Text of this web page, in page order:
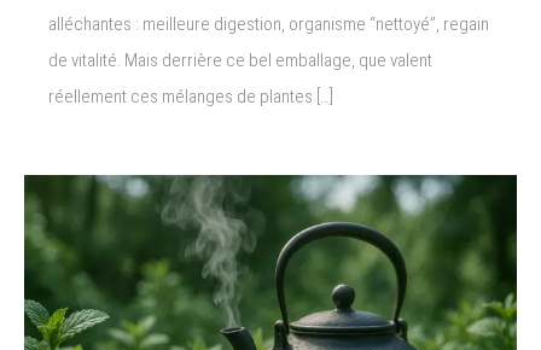
alléchantes : meilleure digestion, organisme “nettoyé”, regain
de vitalité. Mais derrière ce bel emballage, que valent
réellement ces mélanges de plantes […]